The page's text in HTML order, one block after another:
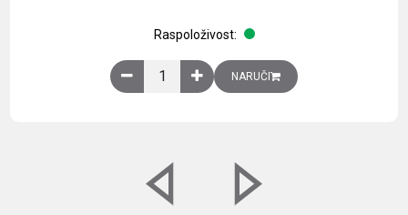
Raspoloživost:
Obična montažna ploča V1000xŠ800mm,
NARUČI